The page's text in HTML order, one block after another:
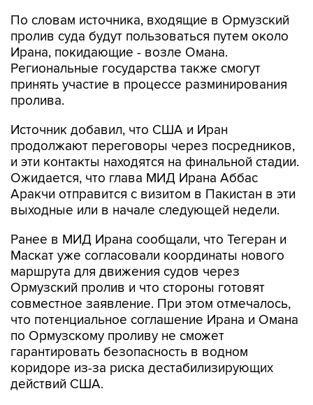
По словам источника, входящие в Ормузский
пролив суда будут пользоваться путем около
Ирана, покидающие - возле Омана.
Региональные государства также смогут
принять участие в процессе разминирования
пролива.
Источник добавил, что США и Иран
продолжают переговоры через посредников,
и эти контакты находятся на финальной стадии.
Ожидается, что глава МИД Ирана Аббас
Аракчи отправится с визитом в Пакистан в эти
выходные или в начале следующей недели.
Ранее в МИД Ирана сообщали, что Тегеран и
Маскат уже согласовали координаты нового
маршрута для движения судов через
Ормузский пролив и что стороны готовят
совместное заявление. При этом отмечалось,
что потенциальное соглашение Ирана и Омана
по Ормузскому проливу не сможет
гарантировать безопасность в водном
коридоре из-за риска дестабилизирующих
действий США.